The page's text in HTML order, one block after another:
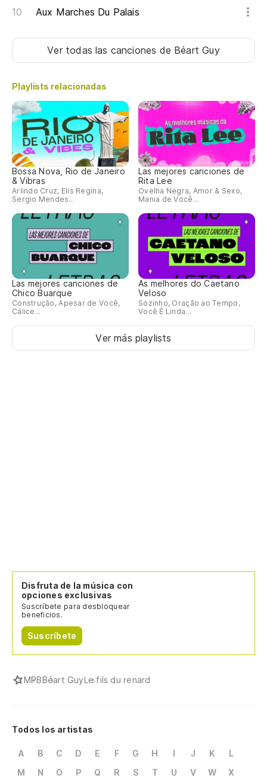
Aux Marches Du Palais
Ver todas las canciones de Béart Guy
Playlists relacionadas
Bossa Nova, Rio de Janeiro
& Vibras
Arlindo Cruz, Elis Regina,
Sergio Mendes...
Las mejores canciones de
Rita Lee
Ovelha Negra, Amor & Sexo,
Mania de Você...
Las mejores canciones de
Chico Buarque
Construção, Apesar de Você,
Cálice...
As melhores do Caetano
Veloso
Sozinho, Oração ao Tempo,
Você É Linda...
Ver más playlists
Disfruta de la música con
opciones exclusivas
Suscríbete para desbloquear
beneficios.
Suscríbete
MPBBéart GuyLe fils du renard
Todos los artistas
A B C D E F G H I J K
L
M
N O P Q R S T U V W
X